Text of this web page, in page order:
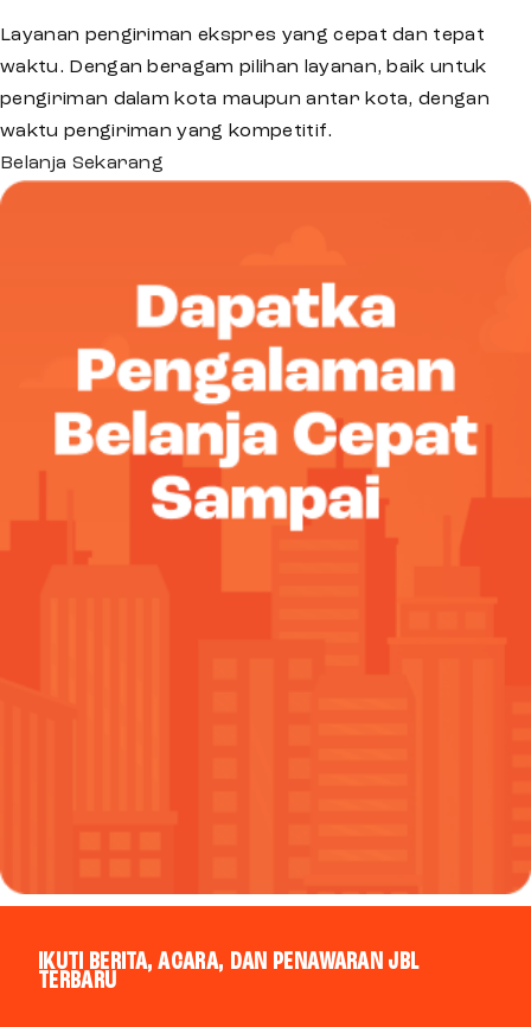
Layanan pengiriman ekspres yang cepat dan tepat
waktu. Dengan beragam pilihan layanan, baik untuk
pengiriman dalam kota maupun antar kota, dengan
waktu pengiriman yang kompetitif.
Belanja Sekarang
IKUTI BERITA, ACARA, DAN PENAWARAN JBL
TERBARU